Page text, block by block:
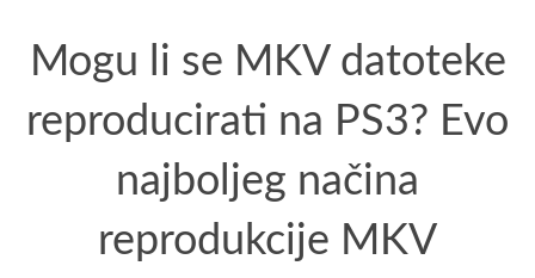
Mogu li se MKV datoteke
reproducirati na PS3? Evo
najboljeg načina
reprodukcije MKV